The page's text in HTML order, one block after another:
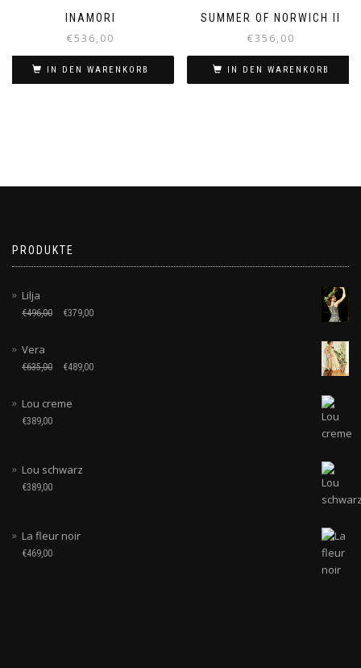
INAMORI
€536,00
IN DEN WARENKORB
SUMMER OF NORWICH II
€356,00
IN DEN WARENKORB
PRODUKTE
Lilja
€496,00 €379,00
Vera
€635,00 €489,00
Lou creme
€389,00
Lou schwarz
€389,00
La fleur noir
€469,00